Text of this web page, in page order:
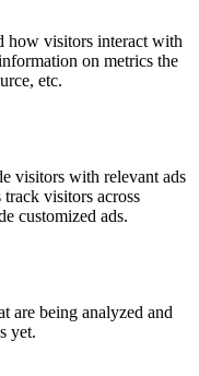
how visitors interact with
on metrics the
etc.
visitors with relevant ads
visitors across
customized ads.
are being analyzed and
yet.